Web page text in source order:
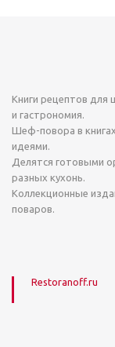
Книги рецептов для
и гастрономия.
Шеф-повора в
идеями.
Делятся готовыми
разных кухонь.
Коллекционные
поваров.
Restoranoff.ru